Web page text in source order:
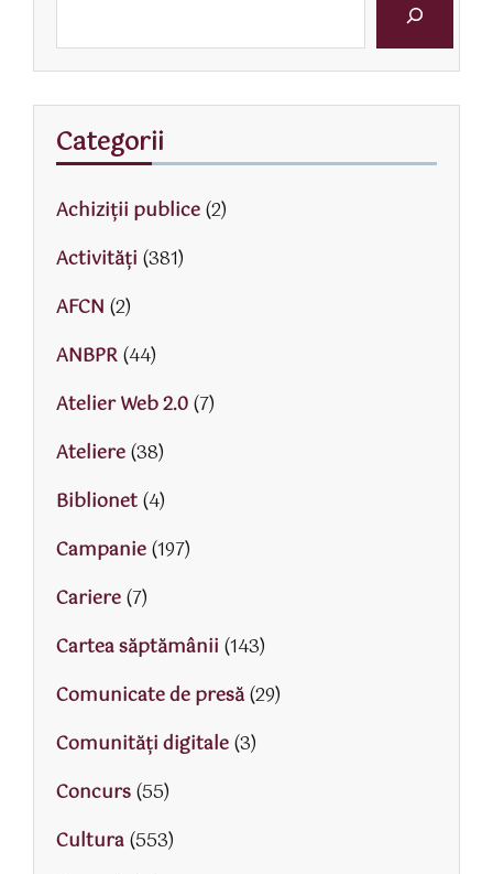
Categorii
Achiziții publice(2)
Activităţi (381)
AFCN (2)
ANBPR(44)
Atelier Web 2.0(7)
Ateliere(38)
Biblionet(4)
Campanie(197)
Cariere(7)
Cartea săptămânii (143)
Comunicate de presă(29)
Comunități digitale(3)
Concurs(55)
Cultura(553)